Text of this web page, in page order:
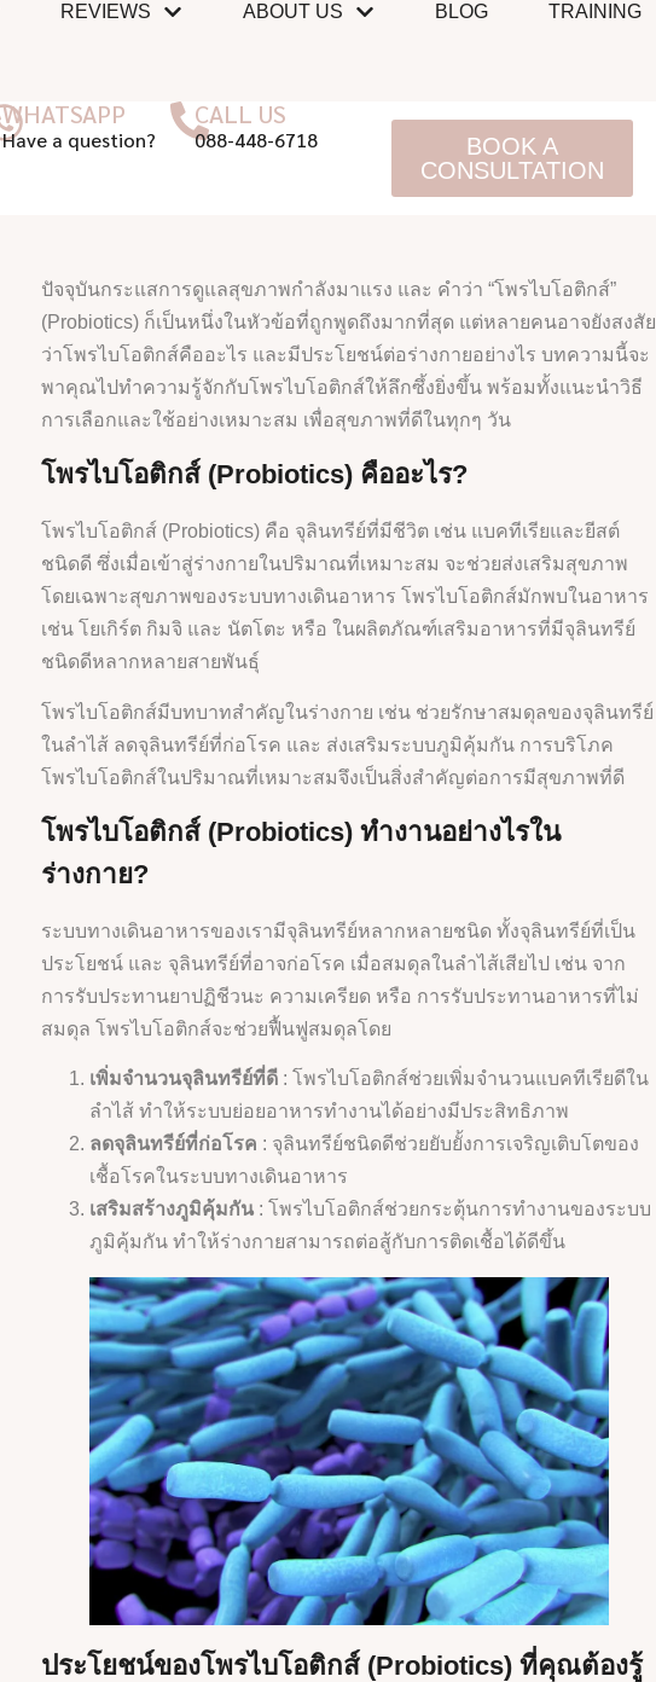
REVIEWS ABOUT US BLOG TRAINING
WHATSAPP
Have a question?
CALL US
088-448-6718
BOOK A
CONSULTATION
ปัจจุบันกระแสการดูแลสุขภาพกำลังมาแรง และ คำว่า “โพรไบโอติกส์”
(Probiotics) ก็เป็นหนึ่งในหัวข้อที่ถูกพูดถึงมากที่สุด แต่หลายคนอาจยังสงสัย
ว่าโพรไบโอติกส์คืออะไร และมีประโยชน์ต่อร่างกายอย่างไร บทความนี้จะ
พาคุณไปทำความรู้จักกับโพรไบโอติกส์ให้ลึกซึ้งยิ่งขึ้น พร้อมทั้งแนะนำวิธี
การเลือกและใช้อย่างเหมาะสม เพื่อสุขภาพที่ดีในทุกๆ วัน
โพรไบโอติกส์ (Probiotics) คืออะไร?
โพรไบโอติกส์ (Probiotics) คือ จุลินทรีย์ที่มีชีวิต เช่น แบคทีเรียและยีสต์
ชนิดดี ซึ่งเมื่อเข้าสู่ร่างกายในปริมาณที่เหมาะสม จะช่วยส่งเสริมสุขภาพ
โดยเฉพาะสุขภาพของระบบทางเดินอาหาร โพรไบโอติกส์มักพบในอาหาร
เช่น โยเกิร์ต กิมจิ และ นัตโตะ หรือ ในผลิตภัณฑ์เสริมอาหารที่มีจุลินทรีย์
ชนิดดีหลากหลายสายพันธุ์
โพรไบโอติกส์มีบทบาทสำคัญในร่างกาย เช่น ช่วยรักษาสมดุลของจุลินทรีย์
ในลำไส้ ลดจุลินทรีย์ที่ก่อโรค และ ส่งเสริมระบบภูมิคุ้มกัน การบริโภค
โพรไบโอติกส์ในปริมาณที่เหมาะสมจึงเป็นสิ่งสำคัญต่อการมีสุขภาพที่ดี
โพรไบโอติกส์ (Probiotics) ทำงานอย่างไรใน
ร่างกาย?
ระบบทางเดินอาหารของเรามีจุลินทรีย์หลากหลายชนิด ทั้งจุลินทรีย์ที่เป็น
ประโยชน์ และ จุลินทรีย์ที่อาจก่อโรค เมื่อสมดุลในลำไส้เสียไป เช่น จาก
การรับประทานยาปฏิชีวนะ ความเครียด หรือ การรับประทานอาหารที่ไม่
สมดุล โพรไบโอติกส์จะช่วยฟื้นฟูสมดุลโดย
เพิ่มจำนวนจุลินทรีย์ที่ดี: โพรไบโอติกส์ช่วยเพิ่มจำนวนแบคทีเรียดีใน
ลำไส้ ทำให้ระบบย่อยอาหารทำงานได้อย่างมีประสิทธิภาพ
ลดจุลินทรีย์ที่ก่อโรค : จุลินทรีย์ชนิดดีช่วยยับยั้งการเจริญเติบโตของ
เชื้อโรคในระบบทางเดินอาหาร
เสริมสร้างภูมิคุ้มกัน: โพรไบโอติกส์ช่วยกระตุ้นการทำงานของระบบ
ภูมิคุ้มกัน ทำให้ร่างกายสามารถต่อสู้กับการติดเชื้อได้ดีขึ้น
ประโยชน์ของโพรไบโอติกส์ (Probiotics) ที่คุณต้องรู้